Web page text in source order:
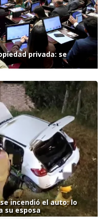
privada: se
incendió el auto: lo
su esposa